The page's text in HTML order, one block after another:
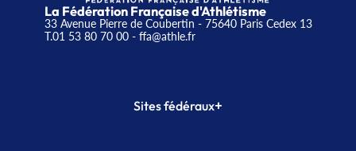
La Fédération Française d'Athlétisme
33 Avenue Pierre de Coubertin - 75640 Paris Cedex 13
T.01 53 80 70 00- ffa@athle.fr
Sites fédéraux+